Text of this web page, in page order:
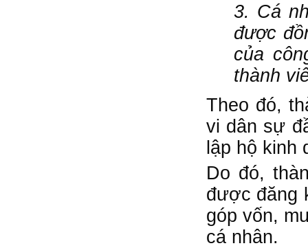
3. Cá
được
của
thành
Theo đó,
vi dân sự
lập hộ kinh
Do đó,
được đăng
góp vốn,
cá nhân.